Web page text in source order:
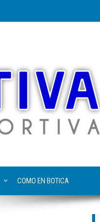
COMO EN BOTICA